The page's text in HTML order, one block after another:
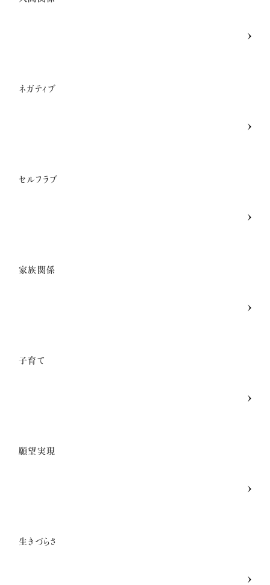
ネガティブ
セルフラブ
家族関係
子育て
願望実現
生きづらさ